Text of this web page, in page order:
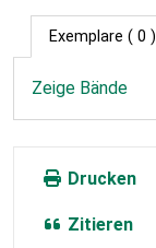
Exemplare ( 0 )
Zeige Bände
Drucken
Zitieren